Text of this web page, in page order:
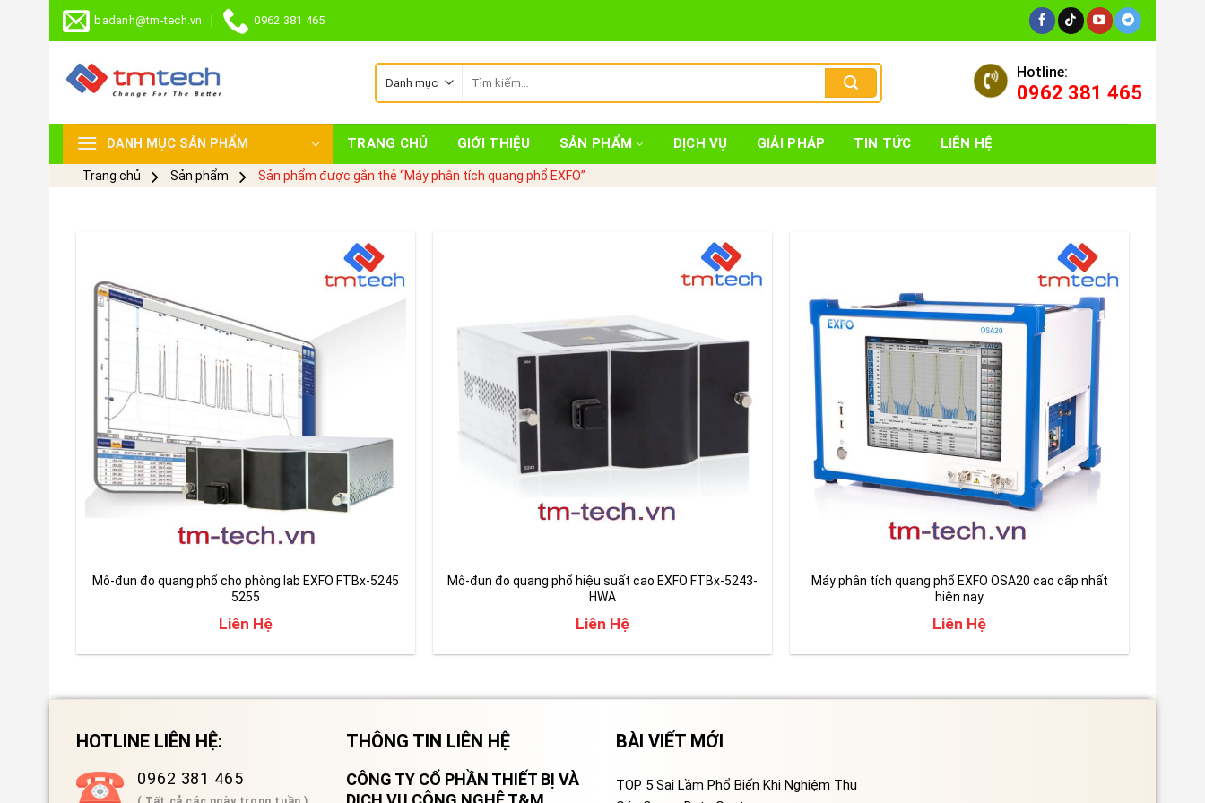
Skip
badanh@tm-tech.vn 0962 381 465
kiếm:
Hotline:
0962 381 465
DANH MỤC SẢN PHẨM TRANG CHỦ GIỚI THIỆU SẢN PHẨM DỊCH VỤ GIẢI PHÁP TIN TỨC LIÊN HỆ
Trang chủ Sản phẩm Sản phẩm được gắn thẻ “Máy phân tích quang phổ EXFO”
Mô-đun đo quang phổ cho phòng lab EXFO FTBx-5245
5255
Liên Hệ
Mô-đun đo quang phổ hiệu suất cao EXFO FTBx-5243-
HWA
Liên Hệ
Máy phân tích quang phổ EXFO OSA20 cao cấp nhất
hiện nay
Liên Hệ
HOTLINE LIÊN HỆ:
0962 381 465
THÔNG TIN LIÊN HỆ
CÔNG TY CỔ PHẦN THIẾT BỊ VÀ
BÀI VIẾT MỚI
TOP 5 Sai Lầm Phổ Biến Khi Nghiệm Thu